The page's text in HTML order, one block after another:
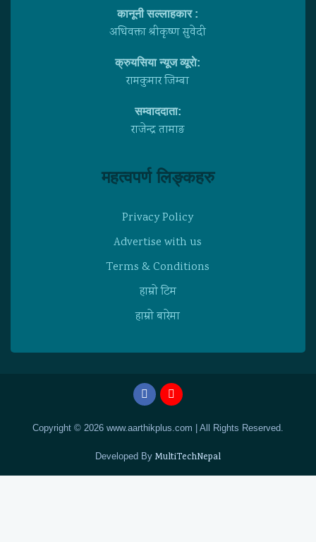
कानूनी सल्लाहकार :
अधिवक्ता श्रीकृष्ण सुवेदी
क्रुयसिया न्यूज व्यूराे:
रामकुमार जिम्बा
सम्वाददाता:
राजेन्द्र तामाङ
महत्वपर्ण लिङ्कहरु
Privacy Policy
Advertise with us
Terms & Conditions
हाम्राे टिम
हाम्राे बारेमा
Copyright © 2026 www.aarthikplus.com | All Rights Reserved.
Developed By MultiTechNepal